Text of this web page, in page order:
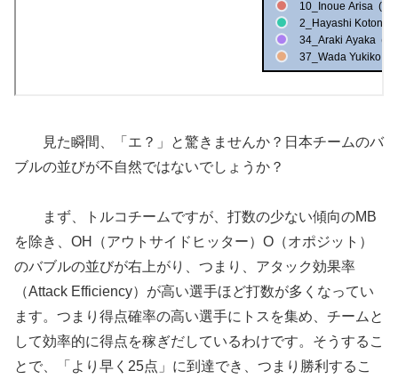
見た瞬間、「エ？」と驚きませんか？日本チームのバ
ブルの並びが不自然ではないでしょうか？
まず、トルコチームですが、打数の少ない傾向のMB
を除き、OH（アウトサイドヒッター）O（オポジット）
のバブルの並びが右上がり、つまり、アタック効果率
（Attack Efficiency）が高い選手ほど打数が多くなってい
ます。つまり得点確率の高い選手にトスを集め、チームと
して効率的に得点を稼ぎだしているわけです。そうするこ
とで、「より早く25点」に到達でき、つまり勝利するこ